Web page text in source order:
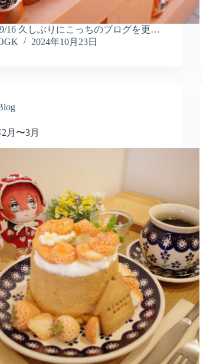
16 久しぶりにこっちのブログを更…
2024年10月23日
月〜3月